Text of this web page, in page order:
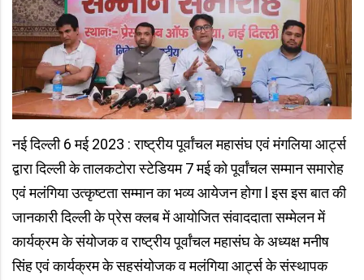
नई दिल्ली 6 मई 2023 : राष्ट्रीय पूर्वांचल महासंघ एवं मंगलिया आर्ट्स
द्वारा दिल्ली के तालकटोरा स्टेडियम 7 मई को पूर्वांचल सम्मान समारोह
एवं मलंगिया उत्कृष्टता सम्मान का भव्य आयेजन होगा l इस इस बात की
जानकारी दिल्ली के प्रेस क्लब में आयोजित संवाददाता सम्मेलन में
कार्यक्रम के संयोजक व राष्ट्रीय पूर्वांचल महासंघ के अध्यक्ष मनीष
सिंह एवं कार्यक्रम के सहसंयोजक व मलंगिया आर्ट्स के संस्थापक